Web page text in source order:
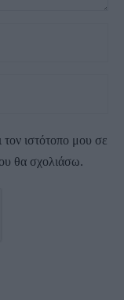
ιστότοπο μου σε
θα σχολιάσω.